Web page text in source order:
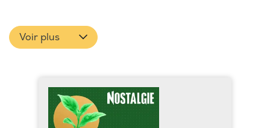
Voir plus